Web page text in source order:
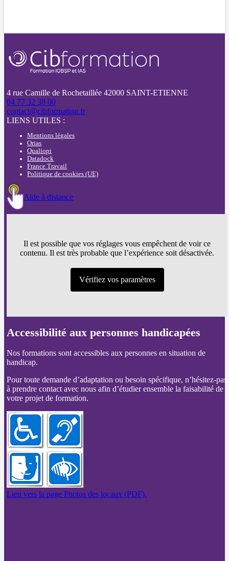
4 rue Camille de Rochetaillée 42000 SAINT-ETIENNE
04 77 32 38 00
contact@cibformation.fr
LIENS UTILES :
Mentions légales
Orias
Qualiopi
Datadock
France Travail
Politique de cookies (UE)
Aide à distance
Il est possible que vos réglages vous empêchent de voir ce
contenu. Il est très probable que l’expérience soit désactivée.
Vérifiez vos paramètres
Accessibilité aux personnes handicapées
Nos formations sont accessibles aux personnes en situation de
handicap.
Pour toute demande d’adaptation ou besoin spécifique, n’hésitez-pas
à prendre contact avec nous afin d’étudier ensemble la faisabilité de
votre projet de formation.
Lien vers la page Photos des locaux (PDF).